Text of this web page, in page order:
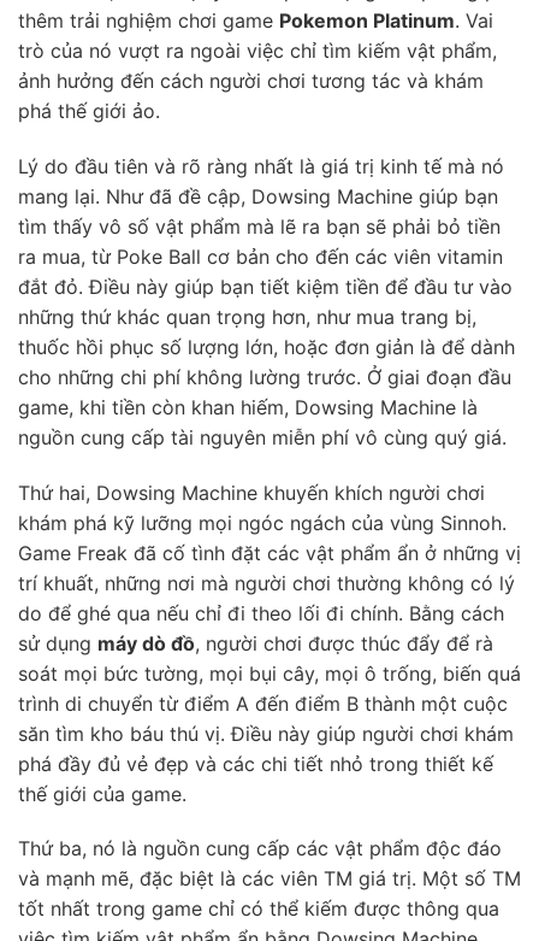
thêm trải nghiệm chơi game Pokemon Platinum. Vai
trò của nó vượt ra ngoài việc chỉ tìm kiếm vật phẩm,
ảnh hưởng đến cách người chơi tương tác và khám
phá thế giới ảo.
Lý do đầu tiên và rõ ràng nhất là giá trị kinh tế mà nó
mang lại. Như đã đề cập, Dowsing Machine giúp bạn
tìm thấy vô số vật phẩm mà lẽ ra bạn sẽ phải bỏ tiền
ra mua, từ Poke Ball cơ bản cho đến các viên vitamin
đắt đỏ. Điều này giúp bạn tiết kiệm tiền để đầu tư vào
những thứ khác quan trọng hơn, như mua trang bị,
thuốc hồi phục số lượng lớn, hoặc đơn giản là để dành
cho những chi phí không lường trước. Ở giai đoạn đầu
game, khi tiền còn khan hiếm, Dowsing Machine là
nguồn cung cấp tài nguyên miễn phí vô cùng quý giá.
Thứ hai, Dowsing Machine khuyến khích người chơi
khám phá kỹ lưỡng mọi ngóc ngách của vùng Sinnoh.
Game Freak đã cố tình đặt các vật phẩm ẩn ở những vị
trí khuất, những nơi mà người chơi thường không có lý
do để ghé qua nếu chỉ đi theo lối đi chính. Bằng cách
sử dụng máy dò đồ, người chơi được thúc đẩy để rà
soát mọi bức tường, mọi bụi cây, mọi ô trống, biến quá
trình di chuyển từ điểm A đến điểm B thành một cuộc
săn tìm kho báu thú vị. Điều này giúp người chơi khám
phá đầy đủ vẻ đẹp và các chi tiết nhỏ trong thiết kế
thế giới của game.
Thứ ba, nó là nguồn cung cấp các vật phẩm độc đáo
và mạnh mẽ, đặc biệt là các viên TM giá trị. Một số TM
tốt nhất trong game chỉ có thể kiếm được thông qua